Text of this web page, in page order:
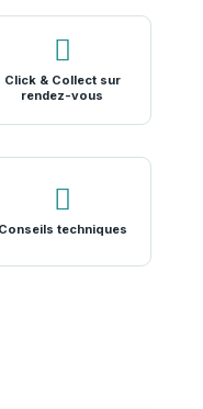
Click & Collect sur
rendez-vous
Conseils techniques